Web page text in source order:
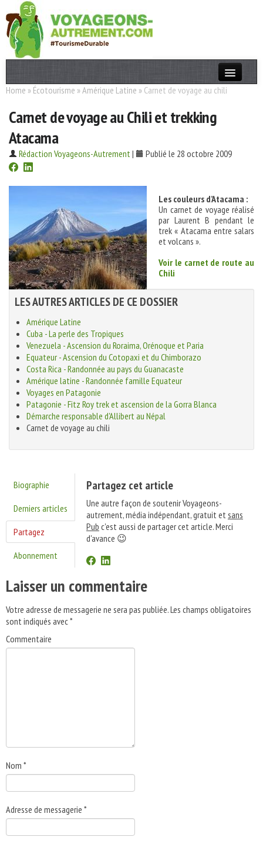
Actualités
T. Responsable
Destinations
Acteurs
Thèmes
Home » Écotourisme »Amérique Latine » Carnet de voyage au chili
Carnet de voyage au Chili et trekking
Atacama
Rédaction Voyageons-Autrement| Publié le 28 octobre 2009
Les couleurs d’Atacama :
Un carnet de voyage réalisé
par Laurent B pendant le
trek « Atacama entre salars
et volcans ».
Voir le carnet de route au
Chili
LES AUTRES ARTICLES DE CE DOSSIER
Amérique Latine
Cuba - La perle des Tropiques
Venezuela - Ascension du Roraima, Orénoque et Paria
Equateur - Ascension du Cotopaxi et du Chimborazo
Costa Rica - Randonnée au pays du Guanacaste
Amérique latine - Randonnée famille Equateur
Voyages en Patagonie
Patagonie - Fitz Roy trek et ascension de la Gorra Blanca
Démarche responsable d'Allibert au Népal
Carnet de voyage au chili
Biographie
Derniers articles
Partagez
Abonnement
Partagez cet article
Une autre façon de soutenir Voyageons-
autrement, média indépendant, gratuit etsans
Pub c'est aussi de partager cet article. Merci
d'avance 😉
Laisser un commentaire
Votre adresse de messagerie ne sera pas publiée.Les champs obligatoires
sont indiqués avec*
Commentaire
Nom *
Adresse de messagerie *